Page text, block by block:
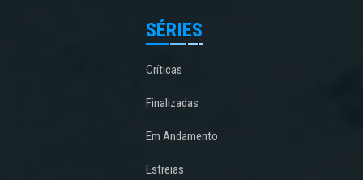
SÉRIES
Críticas
Finalizadas
Em Andamento
Estreias